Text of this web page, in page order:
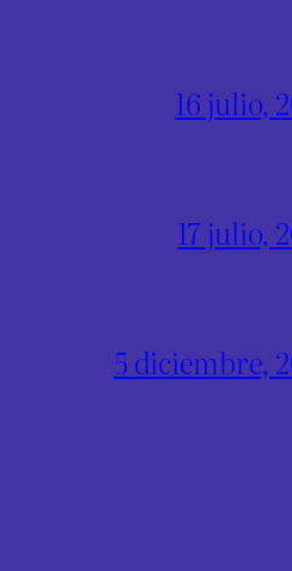
16 julio,
17 julio,
5 diciembre,